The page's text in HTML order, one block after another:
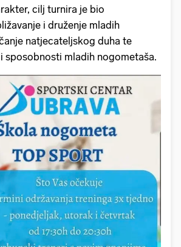
cilj turnira je bio
i druženje mladih
natjecateljskog duha te
sposobnosti mladih nogometaša.